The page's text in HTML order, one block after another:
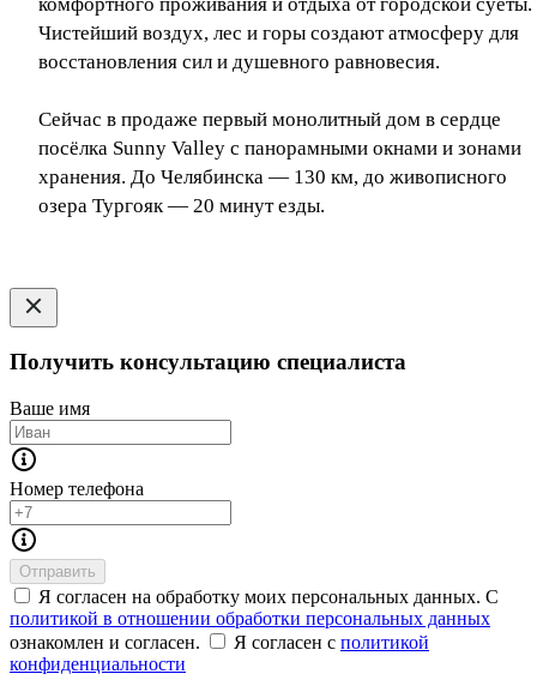
Чистейший воздух, лес и горы создают атмосферу для
восстановления сил и душевного равновесия.
Сейчас в продаже первый монолитный дом в сердце
посёлка Sunny Valley с панорамными окнами и зонами
хранения. До Челябинска — 130 км, до живописного
озера Тургояк — 20 минут езды.
Получить консультацию специалиста
Ваше имя
Номер телефона
Отправить
Я согласен на обработку моих персональных данных. С
политикой в отношении обработки персональных данных
ознакомлен и согласен.
Я согласен с политикой
конфиденциальности